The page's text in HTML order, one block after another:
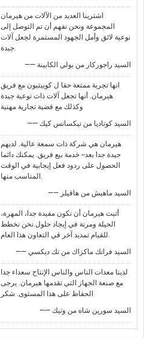
اشترينا العديد من الآلات من هيرمان
المجموعة ونحن نفهم أن تم التوصل إلى
نوعية لائق وأمل الجهود المستمرة لجعل آلات
جيدة.
—— السيد راجوركار من بولي الكابينة
انها تجربة ممتعة حقا ل كوبيتيون مع فريق
هيرمان. أنها تجعل آلات ذات نوعية جيدة
وكذلك مع قضية تجارية مهنية
—— السيد كوتاديا من نيكسانس كيك
هيرمان هي شركة ذات سمعة عالية. لديهم
جيدة جدا بعد-- خدمة بيع فريق. يمكنك دائما
الحصول على ردود فعل إيجابية في الوقت
المناسب منها.
—— السيد ماهيش من هافيلز
أثبت هيرمان أن تكون مفيدة جدا، المهرة،
الحيلة ومرنة في إيجاد حلول.نحن نخطط
للقيام تمديد آخر في التعاون هذا العام.
—— السيد فرانك ماكزاك من تك ديكسي
لدينا معدات الناس والناس الإنتاج سعداء جدا
مع صنعة الجهاز التي تقدمها هيرمان. يرجى
الحفاظ على هذا المستوى. شكر
—— السيد سورين شاه من وتيك